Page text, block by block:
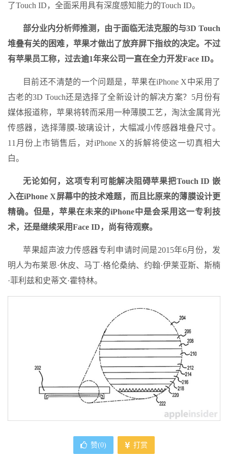
了Touch ID，全面采用具有深度感知能力的Touch ID。
部分业内分析师推测，由于面临无法克服的与3D Touch
堆叠有关的困难，苹果才做出了放弃屏下指纹的决定。不过
有苹果员工称，过去逾1年来公司一直在全力开发Face ID。
目前还不清楚的一个问题是，苹果在iPhone X中采用了
古老的3D Touch还是选择了全新设计的解决方案？5月份有
媒体报道称，苹果将转而采用一种薄膜工艺，淘汰金属背光
传感器，选择薄膜-玻璃设计，大幅减小传感器堆叠尺寸。
11月份上市销售后，对iPhone X的拆解将使这一切真相大
白。
无论如何，这项专利可能解决阻碍苹果把Touch ID 嵌
入在iPhone X屏幕中的技术难题，而且比原来的薄膜设计更
精确。但是，苹果在未来的iPhone中是会采用这一专利技
术，还是继续采用Face ID，尚有待观察。
苹果超声波力传感器专利申请时间是2015年6月份，发
明人为布莱恩·休皮、马丁·格伦桑纳、约翰·伊莱亚斯、斯楠
·菲利兹和史蒂文·霍特林。
赞(0) 打赏